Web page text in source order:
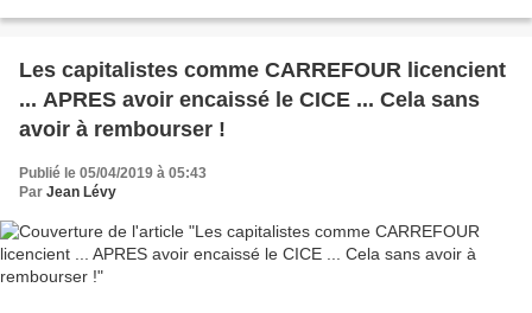
Les capitalistes comme CARREFOUR licencient
... APRES avoir encaissé le CICE ... Cela sans
avoir à rembourser !
Publié le 05/04/2019 à 05:43
Par Jean Lévy